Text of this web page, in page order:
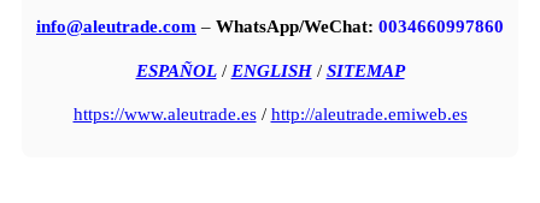
info@aleutrade.com – WhatsApp/WeChat: 0034660997860
ESPAÑOL/ ENGLISH/ SITEMAP
https://www.aleutrade.es/ http://aleutrade.emiweb.es